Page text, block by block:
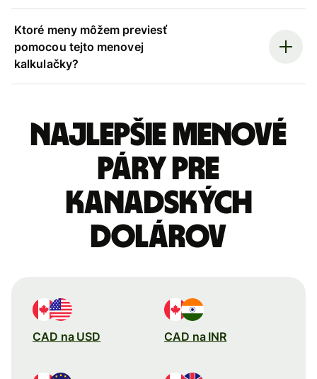
Ktoré meny môžem previesť
pomocou tejto menovej
kalkulačky?
Najlepšie menové
páry pre
Kanadských
dolárov
CAD na USD CAD na INR